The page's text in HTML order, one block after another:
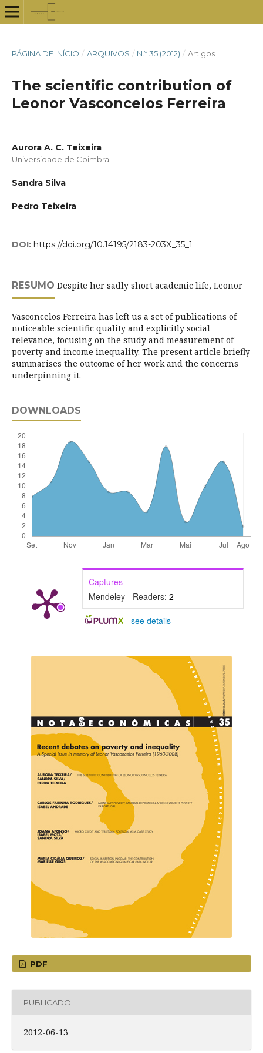
PÁGINA DE INÍCIO / ARQUIVOS / N.º 35 (2012) / Artigos
The scientific contribution of
Leonor Vasconcelos Ferreira
Aurora A. C. Teixeira
Universidade de Coimbra
Sandra Silva
Pedro Teixeira
DOI: https://doi.org/10.14195/2183-203X_35_1
RESUMO Despite her sadly short academic life, Leonor
Vasconcelos Ferreira has left us a set of publications of
noticeable scientific quality and explicitly social
relevance, focusing on the study and measurement of
poverty and income inequality. The present article briefly
summarises the outcome of her work and the concerns
underpinning it.
DOWNLOADS
Captures
Mendeley - Readers: 2
- see details
PDF
PUBLICADO
2012-06-13